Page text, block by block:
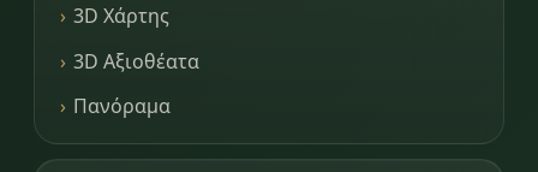
3D Χάρτης
3D Αξιοθέατα
Πανόραμα